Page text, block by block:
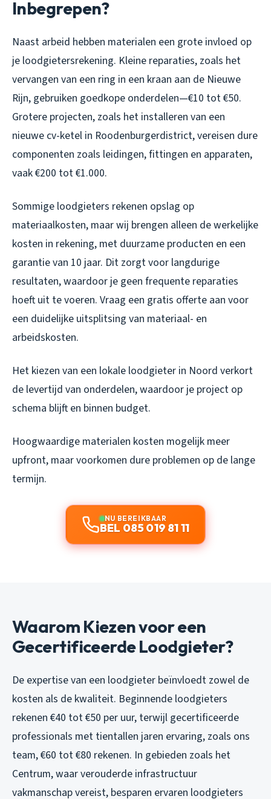
Inbegrepen?
Naast arbeid hebben materialen een grote invloed op
je loodgietersrekening. Kleine reparaties, zoals het
vervangen van een ring in een kraan aan de Nieuwe
Rijn, gebruiken goedkope onderdelen—€10 tot €50.
Grotere projecten, zoals het installeren van een
nieuwe cv-ketel in Roodenburgerdistrict, vereisen dure
componenten zoals leidingen, fittingen en apparaten,
vaak €200 tot €1.000.
Sommige loodgieters rekenen opslag op
materiaalkosten, maar wij brengen alleen de werkelijke
kosten in rekening, met duurzame producten en een
garantie van 10 jaar. Dit zorgt voor langdurige
resultaten, waardoor je geen frequente reparaties
hoeft uit te voeren. Vraag een gratis offerte aan voor
een duidelijke uitsplitsing van materiaal- en
arbeidskosten.
Het kiezen van een lokale loodgieter in Noord verkort
de levertijd van onderdelen, waardoor je project op
schema blijft en binnen budget.
Hoogwaardige materialen kosten mogelijk meer
upfront, maar voorkomen dure problemen op de lange
termijn.
NU BEREIKBAAR
BEL 085 019 81 11
Waarom Kiezen voor een
Gecertificeerde Loodgieter?
De expertise van een loodgieter beïnvloedt zowel de
kosten als de kwaliteit. Beginnende loodgieters
rekenen €40 tot €50 per uur, terwijl gecertificeerde
professionals met tientallen jaren ervaring, zoals ons
team, €60 tot €80 rekenen. In gebieden zoals het
Centrum, waar verouderde infrastructuur
vakmanschap vereist, besparen ervaren loodgieters